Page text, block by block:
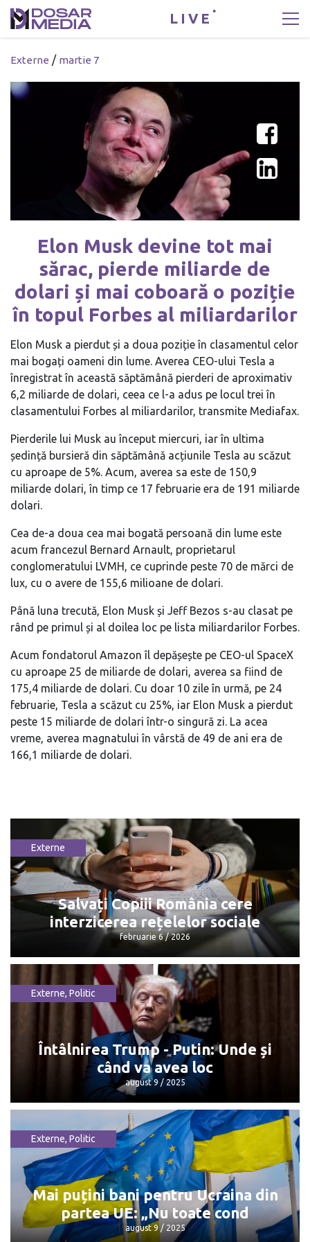
LIVE
Externe / martie 7
Elon Musk devine tot mai
sărac, pierde miliarde de
dolari și mai coboară o poziție
în topul Forbes al miliardarilor
Elon Musk a pierdut și a doua poziție în clasamentul celor
mai bogați oameni din lume. Averea CEO-ului Tesla a
înregistrat în această săptămână pierderi de aproximativ
6,2 miliarde de dolari, ceea ce l-a adus pe locul trei în
clasamentului Forbes al miliardarilor, transmite Mediafax.
Pierderile lui Musk au început miercuri, iar în ultima
ședință bursieră din săptămână acțiunile Tesla au scăzut
cu aproape de 5%. Acum, averea sa este de 150,9
miliarde dolari, în timp ce 17 februarie era de 191 miliarde
dolari.
Cea de-a doua cea mai bogată persoană din lume este
acum francezul Bernard Arnault, proprietarul
conglomeratului LVMH, ce cuprinde peste 70 de mărci de
lux, cu o avere de 155,6 milioane de dolari.
Până luna trecută, Elon Musk și Jeff Bezos s-au clasat pe
rând pe primul și al doilea loc pe lista miliardarilor Forbes.
Acum fondatorul Amazon îl depășește pe CEO-ul SpaceX
cu aproape 25 de miliarde de dolari, averea sa fiind de
175,4 miliarde de dolari. Cu doar 10 zile în urmă, pe 24
februarie, Tesla a scăzut cu 25%, iar Elon Musk a pierdut
peste 15 miliarde de dolari într-o singură zi. La acea
vreme, averea magnatului în vârstă de 49 de ani era de
166,1 miliarde de dolari.
Externe
Salvați Copiii România cere
interzicerea rețelelor sociale
februarie 6 / 2026
Salvați Copiii România cere
interzicerea rețelelor sociale
februarie 6 / 2026
Externe, Politic
Întâlnirea Trump - Putin: Unde și
când va avea loc
august 9 / 2025
Întâlnirea Trump - Putin: Unde și când
va avea loc
august 9 / 2025
Externe, Politic
Mai puțini bani pentru Ucraina din
partea UE: „Nu toate cond
august 9 / 2025